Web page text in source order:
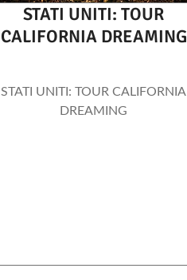
STATI UNITI: TOUR
CALIFORNIA DREAMING
STATI UNITI: TOUR CALIFORNIA
DREAMING